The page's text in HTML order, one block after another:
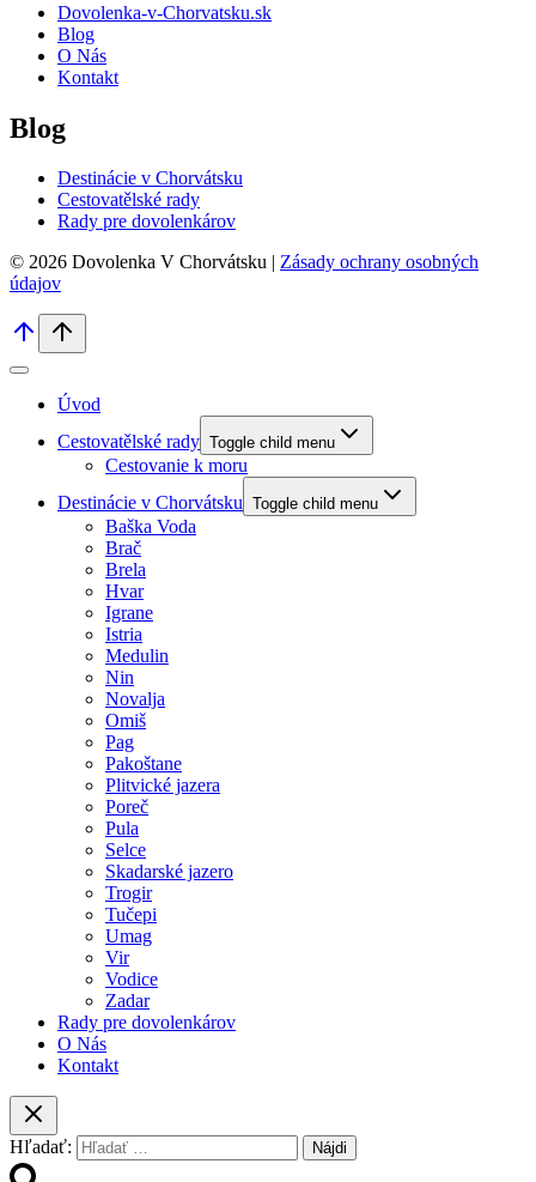
Dovolenka-v-Chorvatsku.sk
Blog
O Nás
Kontakt
Blog
Destinácie v Chorvátsku
Cestovatělské rady
Rady pre dovolenkárov
© 2026 Dovolenka V Chorvátsku | Zásady ochrany osobných
údajov
Úvod
Cestovatělské rady Toggle child menu
Cestovanie k moru
Destinácie v Chorvátsku Toggle child menu
Baška Voda
Brač
Brela
Hvar
Igrane
Istria
Medulin
Nin
Novalja
Omiš
Pag
Pakoštane
Plitvické jazera
Poreč
Pula
Selce
Skadarské jazero
Trogir
Tučepi
Umag
Vir
Vodice
Zadar
Rady pre dovolenkárov
O Nás
Kontakt
Hľadať: